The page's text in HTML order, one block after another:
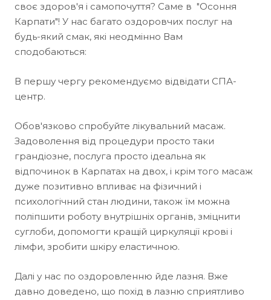
своє здоров'я і самопочуття? Саме в "Осоння
Карпати"! У нас багато оздоровчих послуг на
будь-який смак, які неодмінно Вам
сподобаються:
В першу чергу рекомендуємо відвідати СПА-
центр.
Обов'язково спробуйте лікувальний масаж.
Задоволення від процедури просто таки
грандіозне, послуга просто ідеальна як
відпочинок в Карпатах на двох, і крім того масаж
дуже позитивно впливає на фізичний і
психологічний стан людини, також їм можна
поліпшити роботу внутрішніх органів, зміцнити
суглоби, допомогти кращій циркуляції крові і
лімфи, зробити шкіру еластичною.
Далі у нас по оздоровленню йде лазня. Вже
давно доведено, що похід в лазню сприятливо